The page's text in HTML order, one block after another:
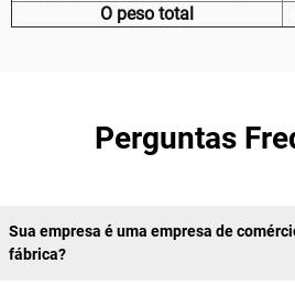
O peso total
Perguntas
Sua empresa é uma empresa de
fábrica?